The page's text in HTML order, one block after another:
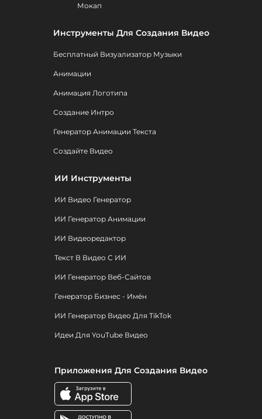
Мокап
Инструменты Для Создания Видео
Бесплатный Визуализатор Музыки
Анимации
Анимация Логотипа
Создание Интро
Генератор Анимации Текста
Создайте Видео
ИИ Инструменты
ИИ Видео Генератор
ИИ Генератор Анимации
ИИ Видеоредактор
Текст В Видео С ИИ
ИИ Генератор Веб-Сайтов
Генератор Бизнес - Имён
ИИ Генератор Видео Для TikTok
Идеи Для YouTube Видео
Приложения Для Создания Видео